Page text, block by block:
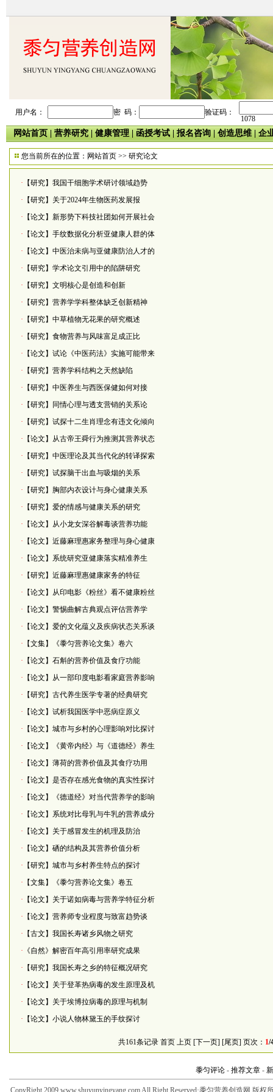
用户名： 密 码： 验证码：
1078
网站首页 营养研究 健康管理 函授考试 报名咨询 创造思维| 企
您当前所在的位置： 网站首页 >> 研究论文
· 【研究】我国干细胞学术研讨领域趋势
· 【研究】关于2024年生物医药发展报
· 【论文】新形势下科技社团如何开展社会
· 【论文】手纹数据化分析亚健康人群的体
· 【论文】中医治未病与亚健康防治人才的
· 【研究】学术论文引用中的陷阱研究
· 【研究】文明核心是创造和创新
· 【研究】营养学学科整体缺乏创新精神
· 【研究】中草植物无花果的研究概述
· 【研究】食物营养与风味富足成正比
· 【论文】试论《中医药法》实施可能带来
· 【研究】营养学科结构之天然缺陷
· 【研究】中医养生与西医保健如何对接
· 【研究】同情心理与透支营销的关系论
· 【研究】试探十二生肖理念有违文化倾向
· 【论文】从古帝王舜行为推测其营养状态
· 【研究】中医理论及其当代化的转译探索
· 【研究】试探脑干出血与吸烟的关系
· 【研究】胸部内衣设计与身心健康关系
· 【研究】爱的情感与健康关系的研究
· 【论文】从小龙女深谷解毒谈营养功能
· 【论文】近藤麻理惠家务整理与身心健康
· 【论文】系统研究亚健康落实精准养生
· 【研究】近藤麻理惠健康家务的特征
· 【论文】从印电影《粉丝》看不健康粉丝
· 【论文】警惕曲解古典观点评估营养学
· 【论文】爱的文化蕴义及疾病状态关系谈
· 【文集】《黍匀营养论文集》卷六
· 【论文】石斛的营养价值及食疗功能
· 【论文】从一部印度电影看家庭营养影响
· 【研究】古代养生医学专著的经典研究
· 【论文】试析我国医学中恶病症原义
· 【论文】城市与乡村的心理影响对比探讨
· 【论文】《黄帝内经》与《道德经》养生
· 【论文】薄荷的营养价值及其食疗功用
· 【论文】是否存在感光食物的真实性探讨
· 【论文】《德道经》对当代营养学的影响
· 【论文】系统对比母乳与牛乳的营养成分
· 【论文】关于感冒发生的机理及防治
· 【论文】硒的结构及其营养价值分析
· 【研究】城市与乡村养生特点的探讨
· 【文集】《黍匀营养论文集》卷五
· 【论文】关于诺如病毒与营养学特征分析
· 【论文】营养师专业程度与致富趋势谈
· 【古文】我国长寿诸乡风物之研究
· 《自然》解密百年高引用率研究成果
· 【研究】我国长寿之乡的特征概况研究
· 【论文】关于登革热病毒的发生原理及机
· 【论文】关于埃博拉病毒的原理与机制
· 【论文】小说人物林黛玉的手纹探讨
共161条记录 首页 上页 [下一页] [尾页] 页次： 1/
黍匀评论 - 推荐文章 -
CopyRight 2009 www.shuyunyingyang.com All Right Reserved·黍匀营养创造网 版权